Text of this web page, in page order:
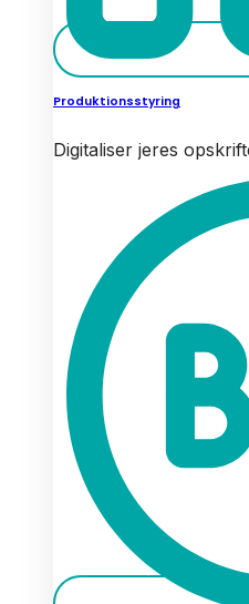
Produktionsstyring
Digitaliser jeres